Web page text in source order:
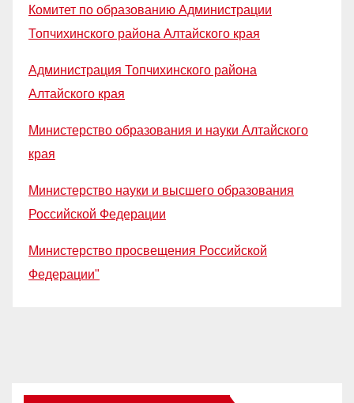
Комитет по образованию Администрации
Топчихинского района Алтайского края
Администрация Топчихинского района
Алтайского края
Министерство образования и науки Алтайского
края
Министерство науки и высшего образования
Российской Федерации
Министерство просвещения Российской
Федерации"